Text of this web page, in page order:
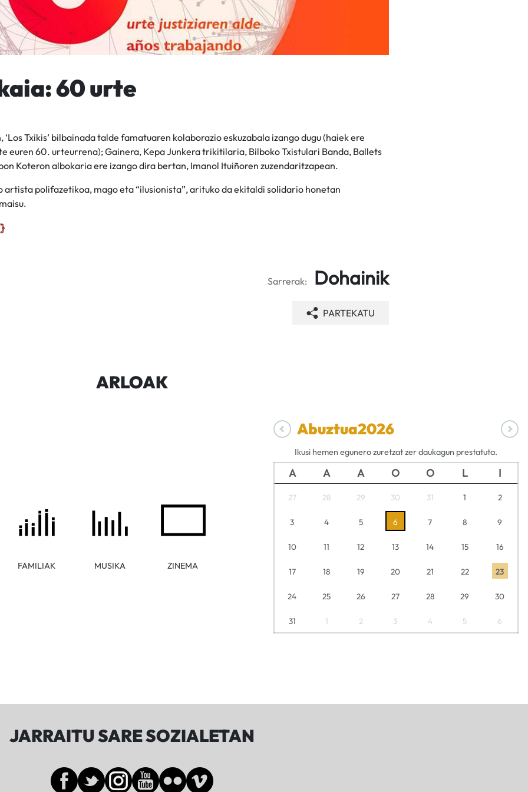
60 urte
‘Los Txikis’ bilbainada talde famatuaren kolaborazio eskuzabala izango dugu (haiek ere
euren 60. urteurrena); Gainera, Kepa Junkera trikitilaria, Bilboko Txistulari Banda, Ballets
Koteron albokaria ere izango dira bertan, Imanol Ituiñoren zuzendaritzapean.
artista polifazetikoa, mago eta “ilusionista”, arituko da ekitaldi solidario honetan
Sarrerak: Dohainik
PARTEKATU
ARLOAK
FAMILIAK MUSIKA ZINEMA
Abuztua2026
Ikusi hemen egunero zuretzat zer daukagun prestatuta.
A A A O O L I
27 28 29 30 31 1 2
3 4 5 6 7 8 9
10 11 12 13 14 15 16
17 18 19 20 21 22 23
24 25 26 27 28 29 30
31 1 2 3 4 5 6
JARRAITU SARE SOZIALETAN